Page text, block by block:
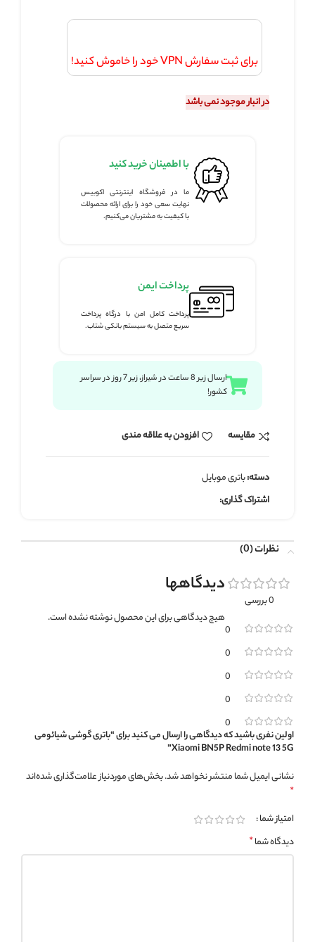
برای ثبت سفارش VPN خود را خاموش کنید!
در انبار موجود نمی باشد
با اطمینان خرید کنید
ما در فروشگاه اینترنتی اکوبیس
نهایت سعی خود را برای ارائه محصولات
با کیفیت به مشتریان می‌کنیم.
پرداخت ایمن
پرداخت کامل امن با درگاه پرداخت
سریع متصل به سیستم بانکی شتاب.
ارسال زیر 8 ساعت در شیراز، زیر 7 روز در سراسر
کشور!
مقايسه افزودن به علاقه مندی
دسته:باتری موبایل
اشتراک گذاری:
نظرات (0)
0 بررسی
0
0
0
0
0
دیدگاهها
هیچ دیدگاهی برای این محصول نوشته نشده است.
اولین نفری باشید که دیدگاهی را ارسال می کنید برای “باتری گوشی شیائومی
Xiaomi BN5P Redmi note 13 5G”
نشانی ایمیل شما منتشر نخواهد شد.بخش‌های موردنیاز علامت‌گذاری شده‌اند
*
امتیاز شما
دیدگاه شما*